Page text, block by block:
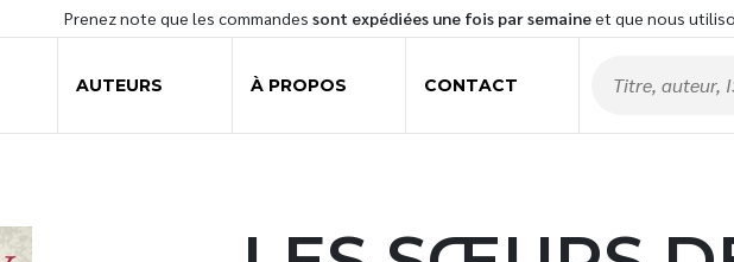
Prenez note que les commandes sont expédiées une fois par semaineet que nous
AUTEURS À PROPOS CONTACT